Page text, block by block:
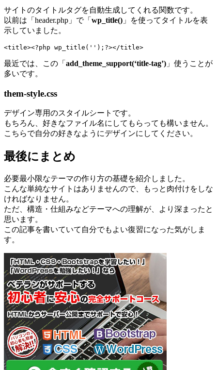
サイトのタイトルタグを自動生成してくれる関数です。
以前は「header.php」で「 wp_title() 」を使ってタイトルを表
示していました。
<title><?php wp_title('');?></title>
最近では、この「 add_theme_support(‘title-tag’) 」使うことが
多いです。
them-style.css
デザイン専用のスタイルシートです。
もちろん、好きなファイル名にしてもらっても構いません。
こちらで自分の好きなようにデザインにしてください。
最後にまとめ
必要最小限なテーマの作り方の基礎を紹介しました。
こんな単純なサイトはありませんので、もっと肉付けをしな
ければなりません。
ただ、構造・仕組みなどテーマへの理解が、より深まったと
思います。
この記事を書いていて自分でもよい復習になった気がしま
す。